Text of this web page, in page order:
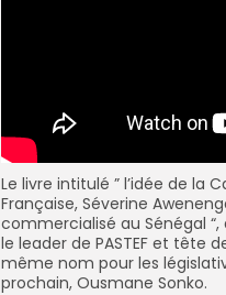
Le livre intitulé ” l’idée de la
Française, Séverine
commercialisé au Sénégal
le leader de PASTEF et tête
même nom pour les
prochain, Ousmane Sonko.